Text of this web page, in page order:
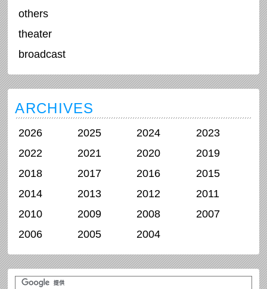
others
theater
broadcast
ARCHIVES
2026 2025 2024
2023
2022
2021 2020
2019
2018
2017 2016
2015
2014
2013 2012
2011
2010
2009 2008
2007
2006
2005 2004